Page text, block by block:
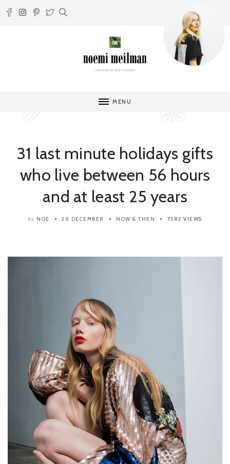
MENU
31 last minute holidays gifts
who live between 56 hours
and at least 25 years
by NOE 28 DECEMBER NOW & THEN 7383 VIEWS